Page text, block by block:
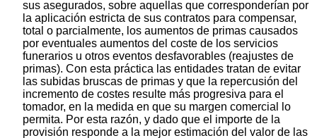
sus asegurados, sobre aquellas que corresponderían por
la aplicación estricta de sus contratos para compensar,
total o parcialmente, los aumentos de primas causados
por eventuales aumentos del coste de los servicios
funerarios u otros eventos desfavorables (reajustes de
primas). Con esta práctica las entidades tratan de evitar
las subidas bruscas de primas y que la repercusión del
incremento de costes resulte más progresiva para el
tomador, en la medida en que su margen comercial lo
permita. Por esta razón, y dado que el importe de la
provisión responde a la mejor estimación del valor de las